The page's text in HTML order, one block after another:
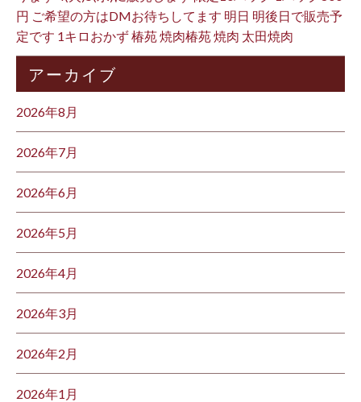
円 ご希望の方はDMお待ちしてます 明日 明後日で販売予
定です 1キロおかず 椿苑 焼肉椿苑 焼肉 太田焼肉
アーカイブ
2026年8月
2026年7月
2026年6月
2026年5月
2026年4月
2026年3月
2026年2月
2026年1月